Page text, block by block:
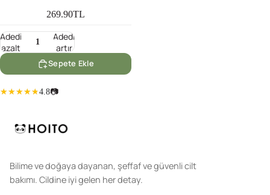
269.90TL
Adedi
azalt
Adedi
artır
Sepete Ekle
4.8📷
Bilime ve doğaya dayanan, şeffaf ve güvenli cilt
bakımı. Cildine iyi gelen her detay.